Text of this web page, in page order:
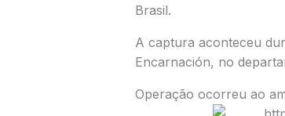
Brasil.
A captura aconteceu
Encarnación, no
Operação ocorreu ao